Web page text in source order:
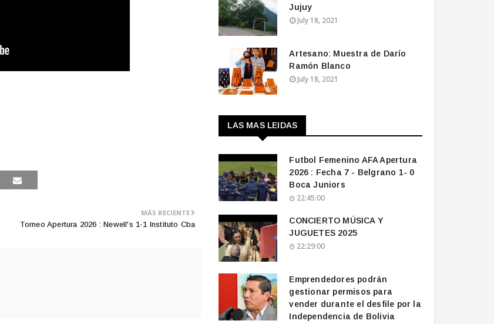
MÁS RECIENTE
Torneo Apertura 2026 : Newell's 1-1 Instituto Cba
Jujuy
July 18, 2021
Artesano: Muestra de Darío
Ramón Blanco
July 18, 2021
LAS MAS LEIDAS
Futbol Femenino AFA Apertura
2026 : Fecha 7 - Belgrano 1- 0
Boca Juniors
22:45:00
CONCIERTO MÚSICA Y
JUGUETES 2025
22:29:00
Emprendedores podrán
gestionar permisos para
vender durante el desfile por la
Independencia de Bolivia